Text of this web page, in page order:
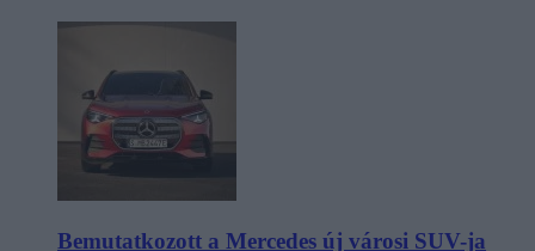
Bemutatkozott a Mercedes új városi SUV-ja